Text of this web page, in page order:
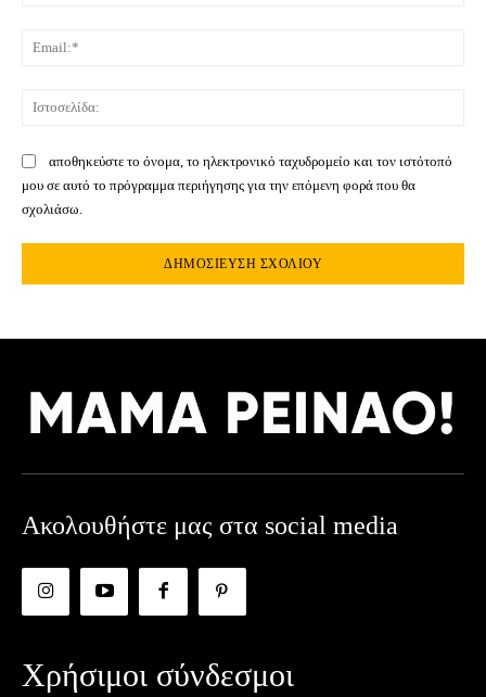
αποθηκεύστε το όνομα, το ηλεκτρονικό ταχυδρομείο και τον ιστότοπό
μου σε αυτό το πρόγραμμα περιήγησης για την επόμενη φορά που θα
σχολιάσω.
Ακολουθήστε μας στα social media
Χρήσιμοι σύνδεσμοι